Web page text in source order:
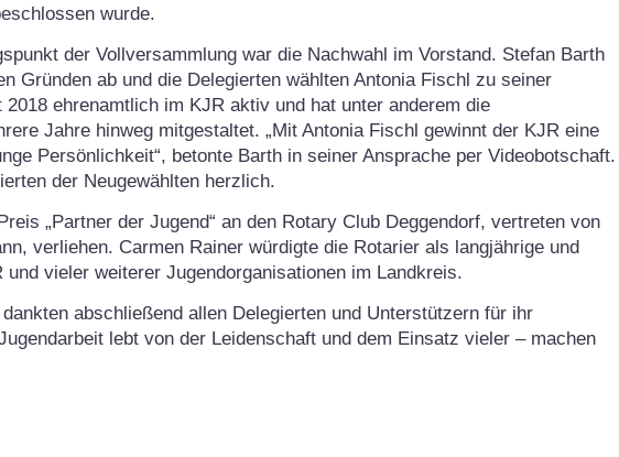
wurde.
der Vollversammlung war die Nachwahl im Vorstand. Stefan Barth
Gründen ab und die Delegierten wählten Antonia Fischl zu seiner
ehrenamtlich im KJR aktiv und hat unter anderem die
Jahre hinweg mitgestaltet. „Mit Antonia Fischl gewinnt der KJR eine
Persönlichkeit“, betonte Barth in seiner Ansprache per Videobotschaft.
der Neugewählten herzlich.
„Partner der Jugend“ an den Rotary Club Deggendorf, vertreten von
verliehen. Carmen Rainer würdigte die Rotarier als langjährige und
vieler weiterer Jugendorganisationen im Landkreis.
abschließend allen Delegierten und Unterstützern für ihr
lebt von der Leidenschaft und dem Einsatz vieler – machen